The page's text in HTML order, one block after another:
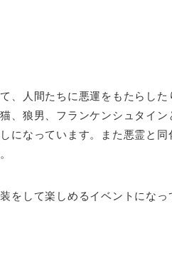
人間たちに悪運をもたらした
、狼男、フランケンシュタイ
になっています。また悪霊と
して楽しめるイベントになっ